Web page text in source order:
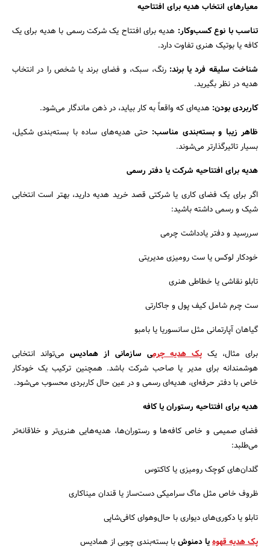
معیارهای انتخاب هدیه برای افتتاحیه
تناسب با نوع کسب‌وکار: هدیه برای افتتاح یک شرکت رسمی با هدیه برای یک
کافه یا بوتیک هنری تفاوت دارد.
شناخت سلیقه فرد یا برند: رنگ، سبک، و فضای برند یا شخص را در انتخاب
هدیه در نظر بگیرید.
کاربردی بودن: هدیه‌ای که واقعاً به کار بیاید، در ذهن ماندگار می‌شود.
ظاهر زیبا و بسته‌بندی مناسب: حتی هدیه‌های ساده با بسته‌بندی شکیل،
بسیار تاثیرگذارتر می‌شوند.
هدیه برای افتتاحیه شرکت یا دفتر رسمی
اگر برای یک فضای کاری یا شرکتی قصد خرید هدیه دارید، بهتر است انتخابی
شیک و رسمی داشته باشید:
سررسید و دفتر یادداشت‌ چرمی
خودکار لوکس یا ست رومیزی مدیریتی
تابلو نقاشی یا خطاطی هنری
ست چرم شامل کیف پول و جاکارتی
گیاهان آپارتمانی مثل سانسوریا یا بامبو
برای مثال، یک پک هدیه چرمی سازمانی از همادیس می‌تواند انتخابی
هوشمندانه برای مدیر یا صاحب شرکت باشد. همچنین ترکیب یک خودکار
خاص با دفتر حرفه‌ای، هدیه‌ای رسمی و در عین حال کاربردی محسوب می‌شود.
هدیه برای افتتاحیه رستوران یا کافه
فضای صمیمی و خاص کافه‌ها و رستوران‌ها، هدیه‌هایی هنری‌تر و خلاقانه‌تر
می‌طلبد:
گلدان‌های کوچک رومیزی یا کاکتوس
ظروف خاص مثل ماگ سرامیکی دست‌ساز یا قندان میناکاری
تابلو یا دکوری‌های دیواری با حال‌وهوای کافی‌شاپی
پک هدیه قهوهیا دمنوشبا بسته‌بندی چوبی از همادیس